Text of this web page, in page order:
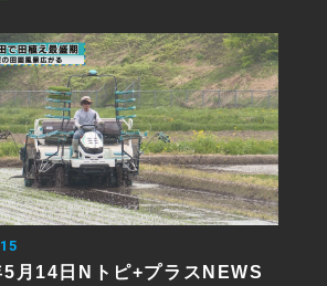
月14日Nトピ+プラスNEWS